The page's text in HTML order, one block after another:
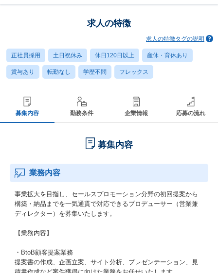
求人の特徴
求人の特徴タグの説明
正社員採用 土日祝休み 休日120日以上 産休・育休あり
賞与あり 転勤なし 学歴不問 フレックス
募集内容 勤務条件 企業情報 応募の流れ
募集内容
業務内容
事業拡大を目指し、セールスプロモーション分野の初回提案から
構築・納品までを一気通貫で対応できるプロデューサー（営業兼
ディレクター）を募集いたします。
【業務内容】
・BtoB顧客提案業務
提案書の作成、企画立案、サイト分析、プレゼンテーション、見